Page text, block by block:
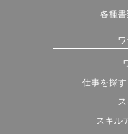
各種書
仕事を探す
スキル